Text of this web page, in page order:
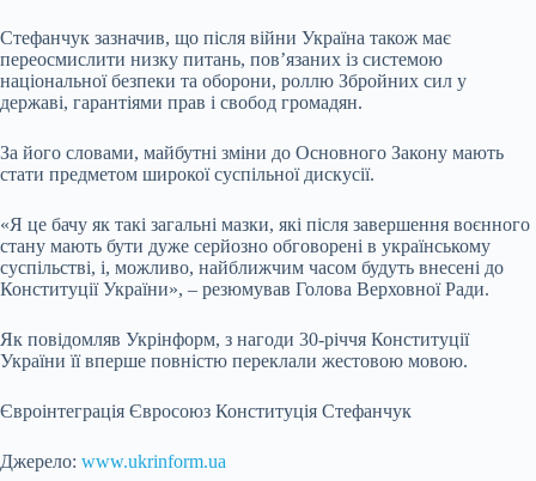
Стефанчук зазначив, що після війни Україна також має
переосмислити низку питань, пов’язаних із системою
національної безпеки та оборони, роллю Збройних сил у
державі, гарантіями прав і свобод громадян.
За його словами, майбутні зміни до Основного Закону мають
стати предметом широкої суспільної дискусії.
«Я це бачу як такі загальні мазки, які після завершення воєнного
стану мають бути дуже серйозно обговорені в українському
суспільстві, і, можливо, найближчим часом будуть внесені до
Конституції України», – резюмував Голова Верховної Ради.
Як повідомляв Укрінформ, з нагоди 30-річчя Конституції
України її вперше повністю переклали жестовою мовою.
Євроінтеграція Євросоюз Конституція Стефанчук
Джерело: www.ukrinform.ua